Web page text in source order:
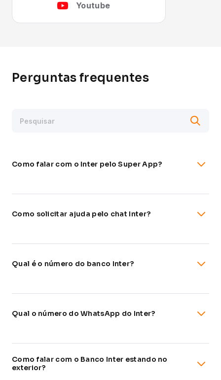
Youtube
Perguntas frequentes
Como falar com o Inter pelo Super App?
Como solicitar ajuda pelo chat Inter?
Qual é o número do banco Inter?
Qual o número do WhatsApp do Inter?
Como falar com o Banco Inter estando no
exterior?